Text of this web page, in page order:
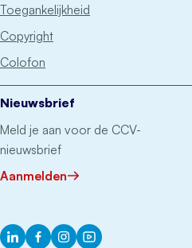
Toegankelijkheid
Copyright
Colofon
Nieuwsbrief
Meld je aan voor de CCV-
nieuwsbrief
Aanmelden
LinkedInFacebook
InstagramYouTube